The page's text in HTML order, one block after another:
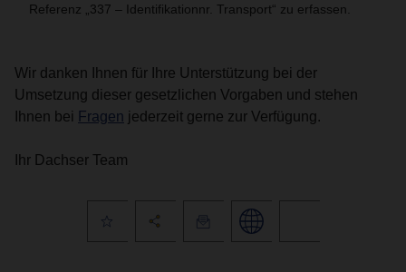
Referenz „337 – Identifikationnr. Transport“ zu erfassen.
Wir danken Ihnen für Ihre Unterstützung bei der
Umsetzung dieser gesetzlichen Vorgaben und stehen
Ihnen bei Fragen jederzeit gerne zur Verfügung.
Ihr Dachser Team